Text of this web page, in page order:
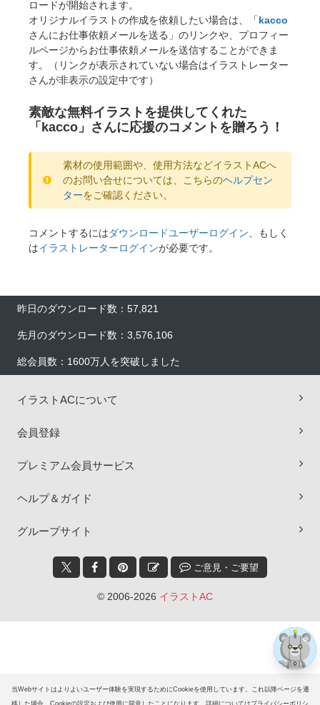
当Webサイトはよりよいユーザー体験を実現するためにCookieを使用しています。これ以降ページを遷
移した場合、Cookieの設定および使用に同意したことになります。詳細についてはプライバシーポリシ
ロードが開始されます。
オリジナルイラストの作成を依頼したい場合は、「kacco
さんにお仕事依頼メールを送る」のリンクや、プロフィー
ルページからお仕事依頼メールを送信することができま
す。（リンクが表示されていない場合はイラストレーター
さんが非表示の設定中です）
素敵な無料イラストを提供してくれた
「kacco」さんに応援のコメントを贈ろう！
素材の使用範囲や、使用方法などイラストACへ
のお問い合せについては、こちらのヘルプセン
ターをご確認ください。
コメントするにはダウンロードユーザーログイン 、もしく
はイラストレーターログインが必要です。
昨日のダウンロード数：57,821
先月のダウンロード数：3,576,106
総会員数：1600万人を突破しました
イラストACについて
会員登録
プレミアム会員サービス
ヘルプ＆ガイド
グループサイト
ご意見・ご要望
© 2006-2026 イラストAC